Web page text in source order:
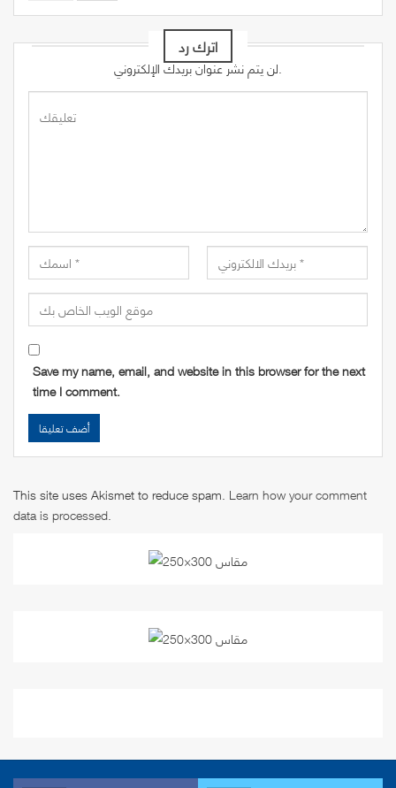
اترك رد
لن يتم نشر عنوان بريدك الإلكتروني.
Save my name, email, and website in this browser for the next
time I comment.
This site uses Akismet to reduce spam. Learn how your comment
data is processed.